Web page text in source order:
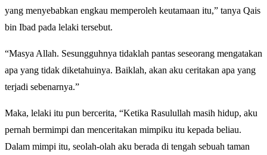
yang menyebabkan engkau memperoleh keutamaan itu,” tanya Qais
bin Ibad pada lelaki tersebut.
“Masya Allah. Sesungguhnya tidaklah pantas seseorang mengatakan
apa yang tidak diketahuinya. Baiklah, akan aku ceritakan apa yang
terjadi sebenarnya.”
Maka, lelaki itu pun bercerita, “Ketika Rasulullah masih hidup, aku
pernah bermimpi dan menceritakan mimpiku itu kepada beliau.
Dalam mimpi itu, seolah-olah aku berada di tengah sebuah taman